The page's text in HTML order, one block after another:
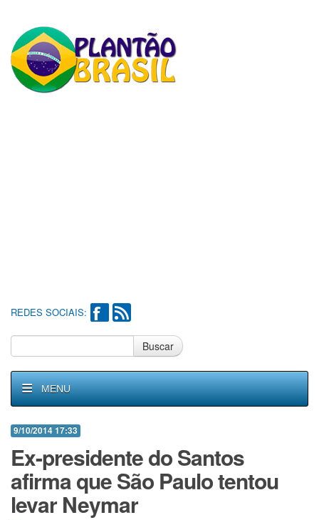
REDES SOCIAIS:
Buscar
MENU
9/10/2014 17:33
Ex-presidente do Santos
afirma que São Paulo tentou
levar Neymar